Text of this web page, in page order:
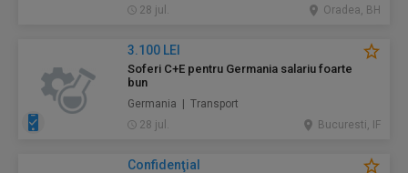
28 jul.
Oradea, BH
3.100 LEI
Soferi C+E pentru Germania salariu foarte
bun
Germania | Transport
28 jul.
Bucuresti, IF
Confidenţial